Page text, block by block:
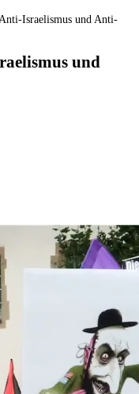
Israelismus und Anti-
und